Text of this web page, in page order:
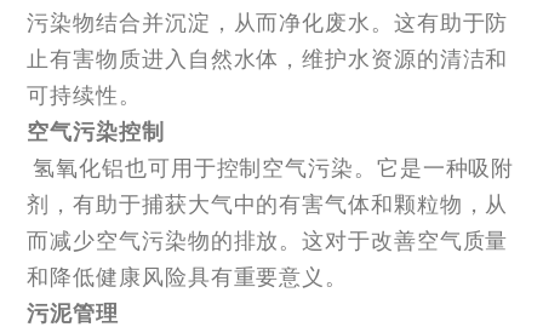
污染物结合并沉淀，从而净化废水。这有助于防
止有害物质进入自然水体，维护水资源的清洁和
可持续性。
空气污染控制
氢氧化铝也可用于控制空气污染。它是一种吸附
剂，有助于捕获大气中的有害气体和颗粒物，从
而减少空气污染物的排放。这对于改善空气质量
和降低健康风险具有重要意义。
污泥管理